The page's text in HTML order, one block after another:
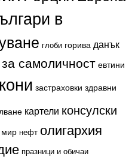
в
глоби горива данък
самоличност евтини
застраховки здравни
картели консулски
мир нефт олигархия
празници и обичаи